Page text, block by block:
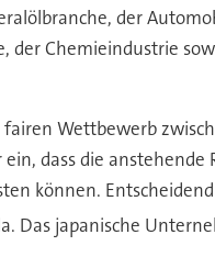
der
Chemieindustrie
Wettbewerb
dass die
können.
japanische